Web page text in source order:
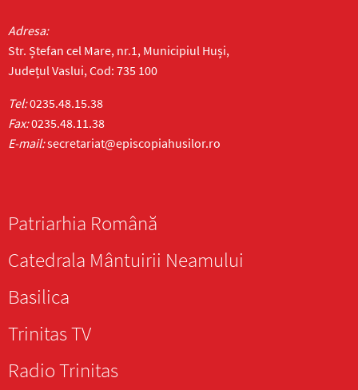
Adresa:
Str. Ștefan cel Mare, nr.1, Municipiul Huși,
Județul Vaslui, Cod: 735 100
Tel:0235.48.15.38
Fax:0235.48.11.38
E-mail:secretariat@episcopiahusilor.ro
Patriarhia Română
Catedrala Mântuirii Neamului
Basilica
Trinitas TV
Radio Trinitas